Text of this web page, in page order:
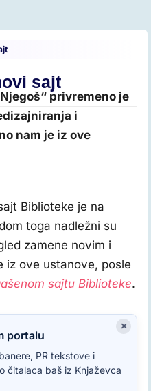
sajt
privremeno je
i
nam je iz ove
Biblioteke je na
toga nadležni su
zamene novim i
iz ove ustanove, posle
sajtu Biblioteke.
×
portalu
PR tekstove i
čitalaca baš iz Knjaževca